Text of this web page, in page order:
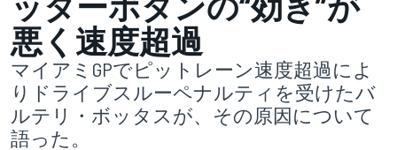
悪く速度超過
マイアミGPでピットレーン速度超過によ
りドライブスルーペナルティを受けたバ
ルテリ・ボッタスが、その原因について
語った。